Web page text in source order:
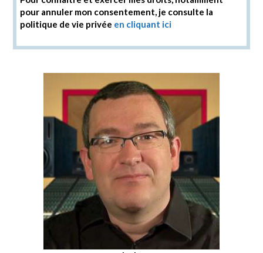
pour annuler mon consentement, je consulte la
politique de vie privée en cliquant ici